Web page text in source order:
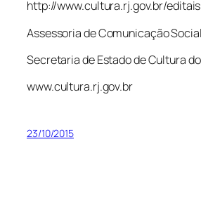
http://www.cultura.rj.gov.br/
Assessoria de Comunicação Social
Secretaria de Estado de Cultura
www.cultura.rj.gov.br
23/10/2015